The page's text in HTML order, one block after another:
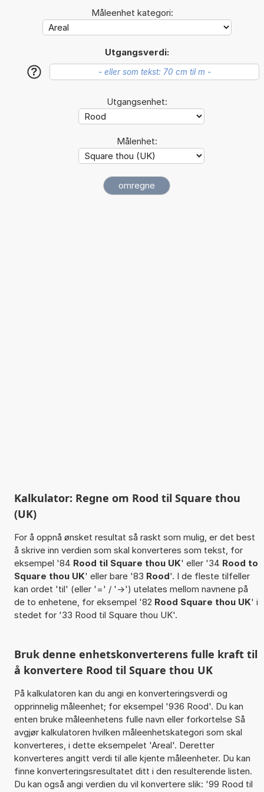
Måleenhet kategori:
Utgangsverdi:
?
Utgangsenhet:
Målenhet:
Kalkulator: Regne om Rood til Square thou
(UK)
For å oppnå ønsket resultat så raskt som mulig, er det best
å skrive inn verdien som skal konverteres som tekst, for
eksempel '84 Rood til Square thou UK' eller '34 Rood to
Square thou UK' eller bare '83 Rood'. I de fleste tilfeller
kan ordet 'til' (eller '=' / '->') utelates mellom navnene på
de to enhetene, for eksempel '82 Rood Square thou UK' i
stedet for '33 Rood til Square thou UK'.
Bruk denne enhetskonverterens fulle kraft til
å konvertere Rood til Square thou UK
På kalkulatoren kan du angi en konverteringsverdi og
opprinnelig måleenhet; for eksempel '936 Rood'. Du kan
enten bruke måleenhetens fulle navn eller forkortelse Så
avgjør kalkulatoren hvilken måleenhetskategori som skal
konverteres, i dette eksempelet 'Areal'. Deretter
konverteres angitt verdi til alle kjente måleenheter. Du kan
finne konverteringsresultatet ditt i den resulterende listen.
Du kan også angi verdien du vil konvertere slik: '99 Rood til